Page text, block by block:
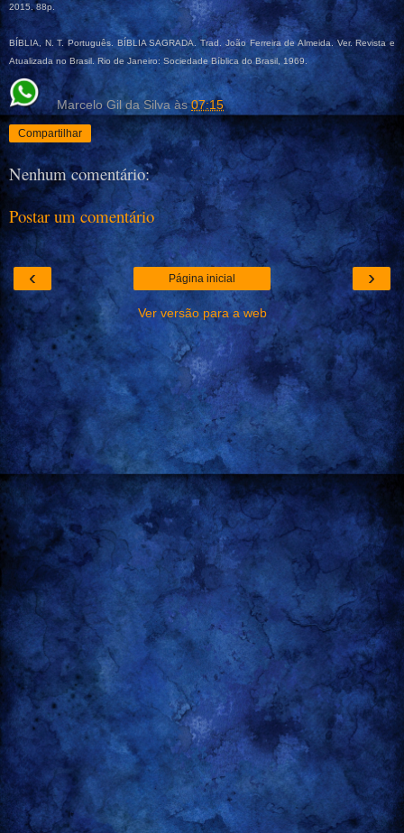
2015. 88p.
BÍBLIA, N. T. Português. BÍBLIA SAGRADA. Trad. João Ferreira de Almeida. Ver. Revista e
Atualizada no Brasil. Rio de Janeiro: Sociedade Bíblica do Brasil, 1969.
Marcelo Gil da Silva às07:15
Compartilhar
Nenhum comentário:
Postar um comentário
‹ ›
Página inicial
Ver versão para a web